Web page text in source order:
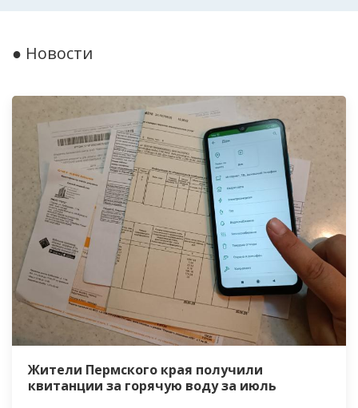
● Новости
Жители Пермского края получили
квитанции за горячую воду за июль